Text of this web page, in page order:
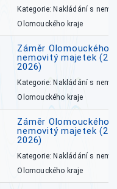
Kategorie: Nakládání s
Olomouckého kraje
Záměr Olomouckého
nemovitý majetek
2026)
Kategorie: Nakládání s
Olomouckého kraje
Záměr Olomouckého
nemovitý majetek
2026)
Kategorie: Nakládání s
Olomouckého kraje